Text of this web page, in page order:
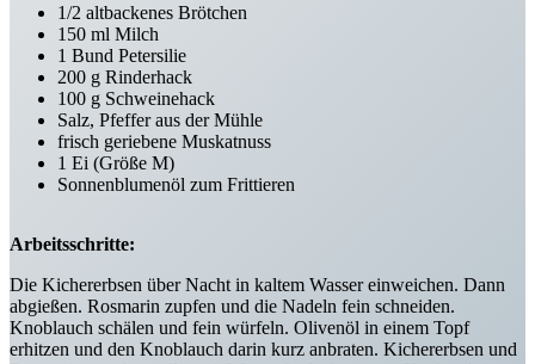
1/2 altbackenes Brötchen
150 ml Milch
1 Bund Petersilie
200 g Rinderhack
100 g Schweinehack
Salz, Pfeffer aus der Mühle
frisch geriebene Muskatnuss
1 Ei (Größe M)
Sonnenblumenöl zum Frittieren
Arbeitsschritte:
Die Kichererbsen über Nacht in kaltem Wasser einweichen. Dann
abgießen. Rosmarin zupfen und die Nadeln fein schneiden.
Knoblauch schälen und fein würfeln. Olivenöl in einem Topf
erhitzen und den Knoblauch darin kurz anbraten. Kichererbsen und